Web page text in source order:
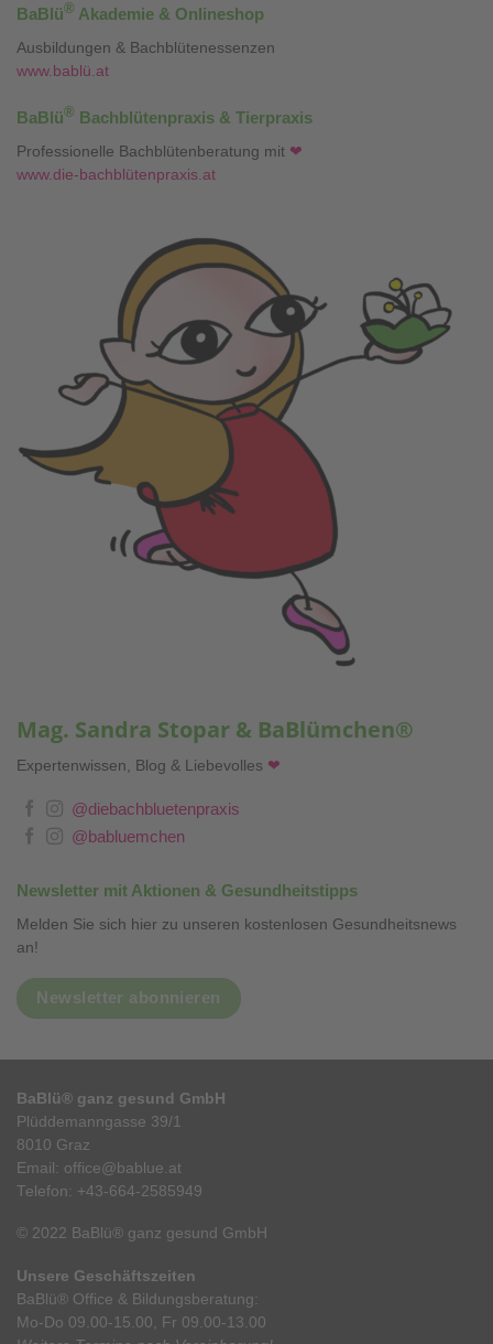
BaBlü® Akademie & Onlineshop
Ausbildungen & Bachblütenessenzen
www.bablü.at
BaBlü® Bachblütenpraxis & Tierpraxis
Professionelle Bachblütenberatung mit ❤
www.die-bachblütenpraxis.at
Mag. Sandra Stopar & BaBlümchen®
Expertenwissen, Blog & Liebevolles ❤
@diebachbluetenpraxis
@babluemchen
Newsletter mit Aktionen & Gesundheitstipps
Melden Sie sich hier zu unseren kostenlosen Gesundheitsnews
an!
Newsletter abonnieren
BaBlü® ganz gesund GmbH
Plüddemanngasse 39/1
8010 Graz
Email: office@bablue.at
Telefon: +43-664-2585949
© 2022 BaBlü® ganz gesund GmbH
Unsere Geschäftszeiten
BaBlü® Office & Bildungsberatung:
Mo-Do 09.00-15.00, Fr 09.00-13.00